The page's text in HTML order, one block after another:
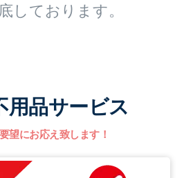
しております。
用品サービス
望にお応え致します！